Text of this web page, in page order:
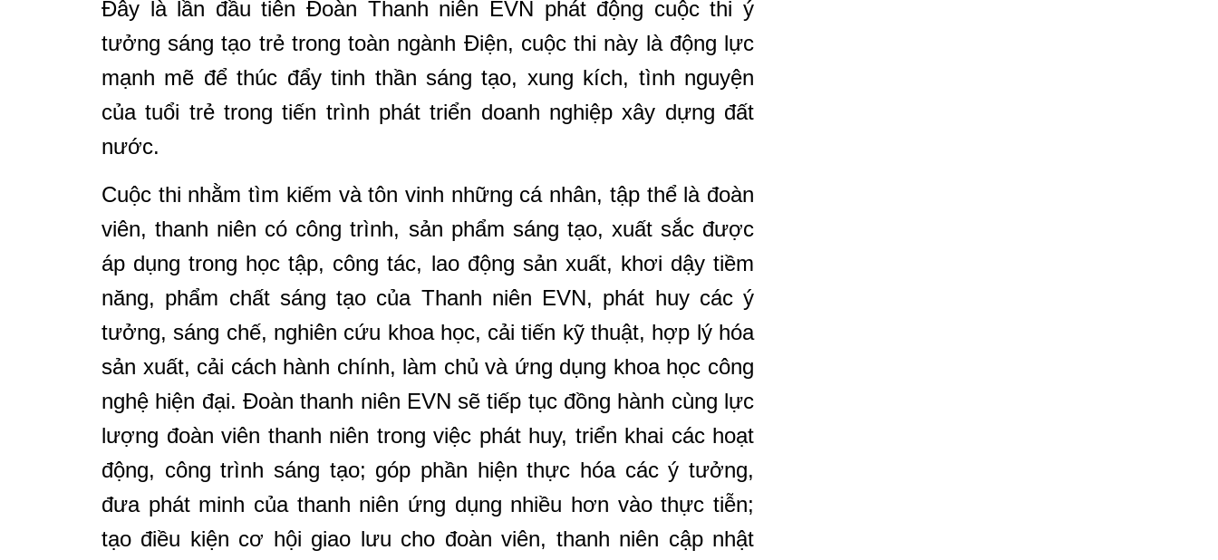
Đây là lần đầu tiên Đoàn Thanh niên EVN phát động cuộc thi ý
tưởng sáng tạo trẻ trong toàn ngành Điện, cuộc thi này là động lực
mạnh mẽ để thúc đẩy tinh thần sáng tạo, xung kích, tình nguyện
của tuổi trẻ trong tiến trình phát triển doanh nghiệp xây dựng đất
nước.
Cuộc thi nhằm tìm kiếm và tôn vinh những cá nhân, tập thể là đoàn
viên, thanh niên có công trình, sản phẩm sáng tạo, xuất sắc được
áp dụng trong học tập, công tác, lao động sản xuất, khơi dậy tiềm
năng, phẩm chất sáng tạo của Thanh niên EVN, phát huy các ý
tưởng, sáng chế, nghiên cứu khoa học, cải tiến kỹ thuật, hợp lý hóa
sản xuất, cải cách hành chính, làm chủ và ứng dụng khoa học công
nghệ hiện đại. Đoàn thanh niên EVN sẽ tiếp tục đồng hành cùng lực
lượng đoàn viên thanh niên trong việc phát huy, triển khai các hoạt
động, công trình sáng tạo; góp phần hiện thực hóa các ý tưởng,
đưa phát minh của thanh niên ứng dụng nhiều hơn vào thực tiễn;
tạo điều kiện cơ hội giao lưu cho đoàn viên, thanh niên cập nhật